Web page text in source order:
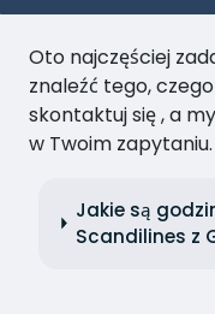
Oto najczęściej
znaleźć tego,
skontaktuj się , a
w Twoim zapytaniu.
Jakie są
Scandilines z